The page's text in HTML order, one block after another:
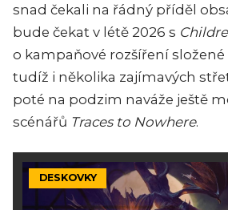
snad čekali na řádný příděl
bude čekat v létě 2026 s
o kampaňové rozšíření složené
tudíž i několika zajímavých
poté na podzim naváže ještě
scénářů Traces to Nowhere.
DESKOVKY